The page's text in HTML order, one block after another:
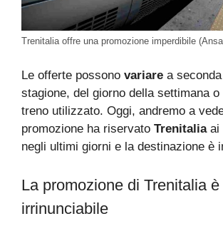
Trenitalia offre una promozione imperdibile
Le offerte possono variare a
stagione, del giorno della settimana o
treno utilizzato. Oggi, andremo a
promozione ha riservato Trenitaliaai
negli ultimi giorni e la destinazione è
La promozione di Trenitalia è
irrinunciabile